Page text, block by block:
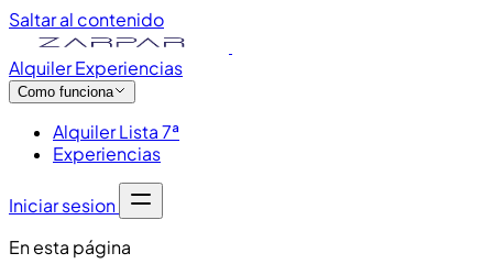
Saltar al contenido
Alquiler Experiencias
Como funciona
Alquiler Lista 7ª
Experiencias
Iniciar sesion
En esta página